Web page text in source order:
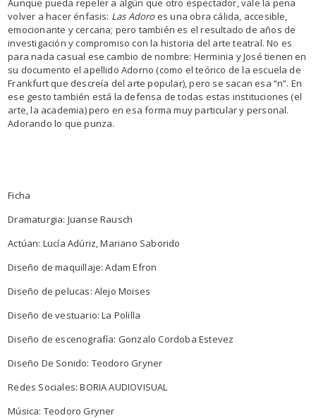
Aunque pueda repeler a algún que otro espectador, vale la pena
volver a hacer énfasis: Las Adoro es una obra cálida, accesible,
emocionante y cercana; pero también es el resultado de años de
investigación y compromiso con la historia del arte teatral. No es
para nada casual ese cambio de nombre: Herminia y José tienen en
su documento el apellido Adorno (como el teórico de la escuela de
Frankfurt que descreía del arte popular), pero se sacan esa “n”. En
ese gesto también está la defensa de todas estas instituciones (el
arte, la academia) pero en esa forma muy particular y personal.
Adorando lo que punza.
Ficha
Dramaturgia: Juanse Rausch
Actúan: Lucía Adúriz, Mariano Saborido
Diseño de maquillaje: Adam Efron
Diseño de pelucas: Alejo Moises
Diseño de vestuario: La Polilla
Diseño de escenografía: Gonzalo Cordoba Estevez
Diseño De Sonido: Teodoro Gryner
Redes Sociales: BORIA AUDIOVISUAL
Música: Teodoro Gryner